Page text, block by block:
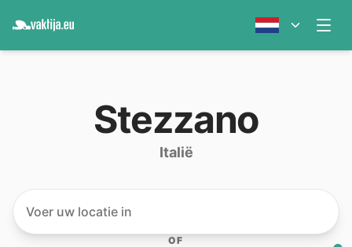
Stezzano
Italië
OF